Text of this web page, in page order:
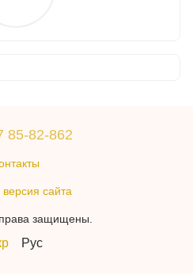
85-82-862
сайта
защищены.
Рус